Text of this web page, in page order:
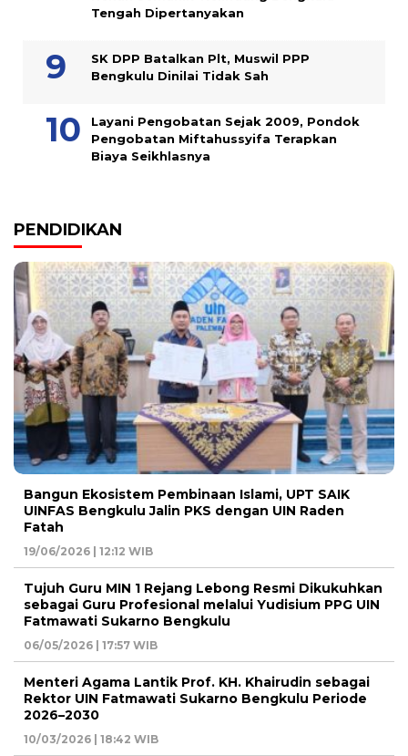
Tengah Dipertanyakan
SK DPP Batalkan Plt, Muswil PPP
Bengkulu Dinilai Tidak Sah
Layani Pengobatan Sejak 2009, Pondok
Pengobatan Miftahussyifa Terapkan
Biaya Seikhlasnya
PENDIDIKAN
Bangun Ekosistem Pembinaan Islami, UPT SAIK
UINFAS Bengkulu Jalin PKS dengan UIN Raden
Fatah
19/06/2026 | 12:12 WIB
Tujuh Guru MIN 1 Rejang Lebong Resmi Dikukuhkan
sebagai Guru Profesional melalui Yudisium PPG UIN
Fatmawati Sukarno Bengkulu
06/05/2026 | 17:57 WIB
Menteri Agama Lantik Prof. KH. Khairudin sebagai
Rektor UIN Fatmawati Sukarno Bengkulu Periode
2026–2030
10/03/2026 | 18:42 WIB